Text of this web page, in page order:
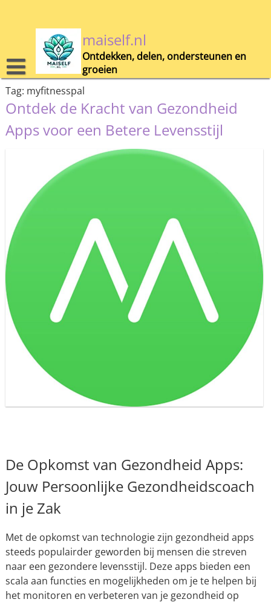
maiself.nl
Ontdekken, delen, ondersteunen en
groeien
Tag: myfitnesspal
Ontdek de Kracht van Gezondheid
Apps voor een Betere Levensstijl
De Opkomst van Gezondheid Apps:
Jouw Persoonlijke Gezondheidscoach
in je Zak
Met de opkomst van technologie zijn gezondheid apps
steeds populairder geworden bij mensen die streven
naar een gezondere levensstijl. Deze apps bieden een
scala aan functies en mogelijkheden om je te helpen bij
het monitoren en verbeteren van je gezondheid op